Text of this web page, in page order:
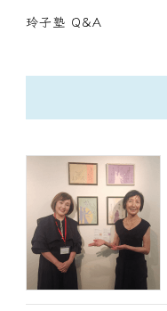
玲子塾 Q&A